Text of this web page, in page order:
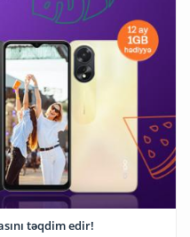
təqdim edir!